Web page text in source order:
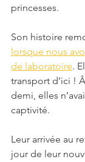
princesses.
Son histoire
lorsque nous
de laboratoire.
transport d’ici !
demi, elles
captivité.
Leur arrivée au
jour de leur